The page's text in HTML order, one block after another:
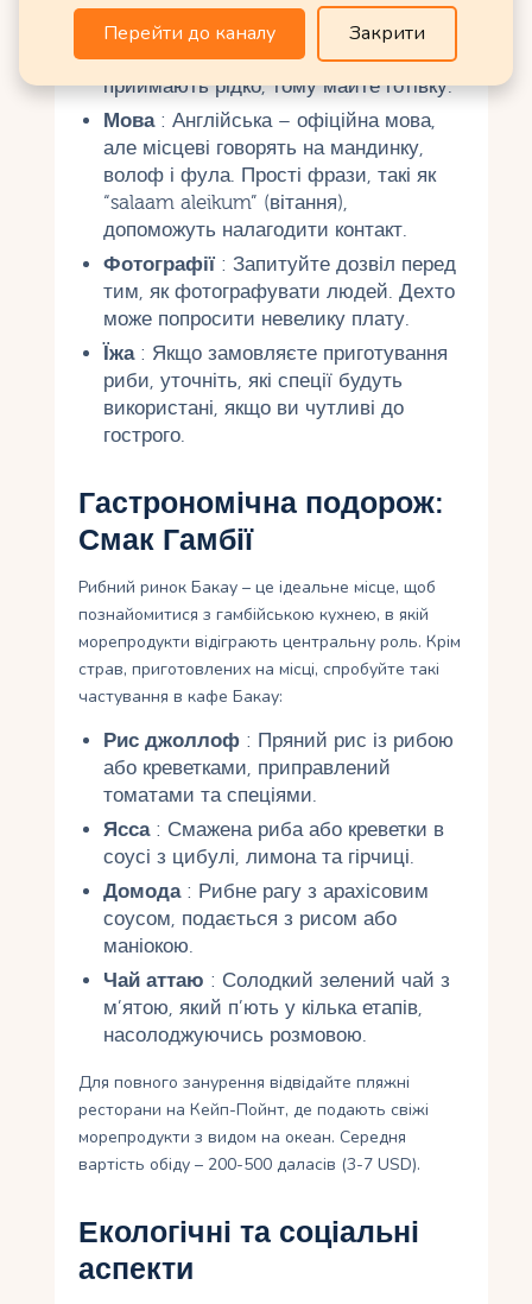
офіційних пунктах. Орієнтовний курс:
1 USD ≈ 70 GMD (на 2025 рік). Карти
приймають рідко, тому майте готівку.
Мова: Англійська – офіційна мова,
але місцеві говорять на мандинку,
волоф і фула. Прості фрази, такі як
“salaam aleikum” (вітання),
допоможуть налагодити контакт.
Фотографії: Запитуйте дозвіл перед
тим, як фотографувати людей. Дехто
може попросити невелику плату.
Їжа: Якщо замовляєте приготування
риби, уточніть, які спеції будуть
використані, якщо ви чутливі до
гострого.
Гастрономічна подорож:
Смак Гамбії
Рибний ринок Бакау – це ідеальне місце, щоб
познайомитися з гамбійською кухнею, в якій
морепродукти відіграють центральну роль. Крім
страв, приготовлених на місці, спробуйте такі
частування в кафе Бакау:
Рис джоллоф: Пряний рис із рибою
або креветками, приправлений
томатами та спеціями.
Ясса: Смажена риба або креветки в
соусі з цибулі, лимона та гірчиці.
Домода: Рибне рагу з арахісовим
соусом, подається з рисом або
маніокою.
Чай аттаю : Солодкий зелений чай з
м’ятою, який п’ють у кілька етапів,
насолоджуючись розмовою.
Для повного занурення відвідайте пляжні
ресторани на Кейп-Пойнт, де подають свіжі
морепродукти з видом на океан. Середня
вартість обіду – 200-500 даласів (3-7 USD).
Екологічні та соціальні
аспекти
Перейти до каналу Закрити